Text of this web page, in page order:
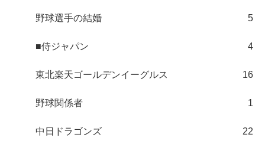
野球選手の結婚 5
■侍ジャパン 4
東北楽天ゴールデンイーグルス 16
野球関係者 1
中日ドラゴンズ 22